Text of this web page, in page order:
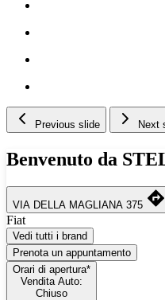
Previous slide Next
Benvenuto da
VIA DELLA MAGLIANA 375
Fiat
Vedi tutti i brand
Prenota un appuntamento
Orari di apertura*
Vendita Auto:
Chiuso